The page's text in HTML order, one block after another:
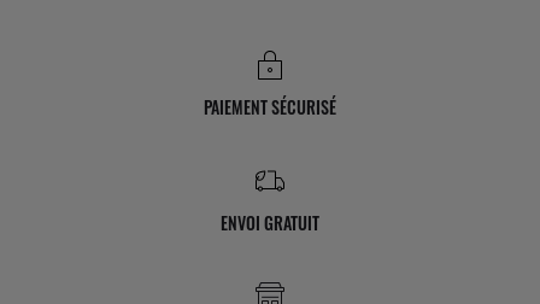
PAIEMENT SÉCURISÉ
ENVOI GRATUIT